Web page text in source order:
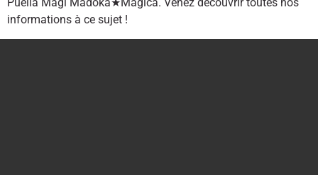
informations à ce sujet !